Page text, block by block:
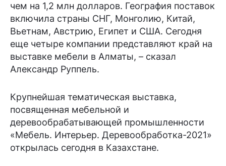
чем на 1,2 млн долларов. География поставок
включила страны СНГ, Монголию, Китай,
Вьетнам, Австрию, Египет и США. Сегодня
еще четыре компании представляют край на
выставке мебели в Алматы, – сказал
Александр Руппель.
Крупнейшая тематическая выставка,
посвященная мебельной и
деревообрабатывающей промышленности
«Мебель. Интерьер. Деревообработка-2021»
открылась сегодня в Казахстане.